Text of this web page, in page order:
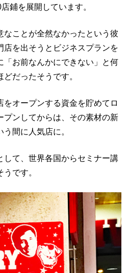
店鋪を展開しています。
なことが全然なかったという彼
店を出そうとビジネスプランを
「お前なんかにできない」と何
だったそうです。
をオープンする資金を貯めてロ
プンしてからは、その素材の新
間に人気店に。
して、世界各国からセミナー講
です。